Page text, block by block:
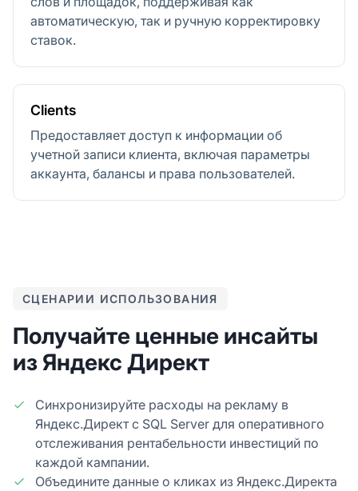
автоматическую, так и ручную корректировку
ставок.
Clients
Предоставляет доступ к информации об
учетной записи клиента, включая параметры
аккаунта, балансы и права пользователей.
СЦЕНАРИИ ИСПОЛЬЗОВАНИЯ
Получайте ценные инсайты
из Яндекс Директ
Синхронизируйте расходы на рекламу в
Яндекс.Директ с SQL Server для оперативного
отслеживания рентабельности инвестиций по
каждой кампании.
Объедините данные о кликах из Яндекс.Директа